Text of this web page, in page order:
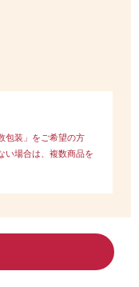
包装」をご希望の方
い場合は、複数商品を